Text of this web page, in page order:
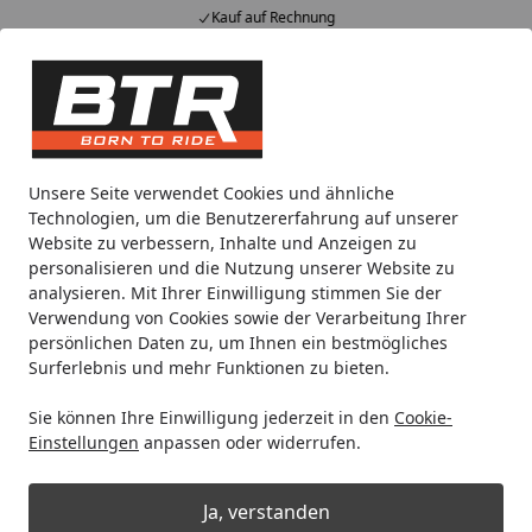
Unsere Seite verwendet Cookies und ähnliche
Technologien, um die Benutzererfahrung auf unserer
Website zu verbessern, Inhalte und Anzeigen zu
personalisieren und die Nutzung unserer Website zu
analysieren. Mit Ihrer Einwilligung stimmen Sie der
Verwendung von Cookies sowie der Verarbeitung Ihrer
persönlichen Daten zu, um Ihnen ein bestmögliches
Surferlebnis und mehr Funktionen zu bieten.
Sie können Ihre Einwilligung jederzeit in den Cookie-
Einstellungen anpassen oder widerrufen.
Ja, verstanden
Kauf auf Rechnung
Alle Produkte
Mein Konto
Suchen
Noch 2 Tage und 11 Stunden
Spare bis zu 35% auf EVOLIFT® Zentralständer
von BTR!
Startseite
XPEAR Protektoren Achsprotektor
XPEAR Achsprotektor Pitbike
Ihre Artikelübersicht
Kategorien